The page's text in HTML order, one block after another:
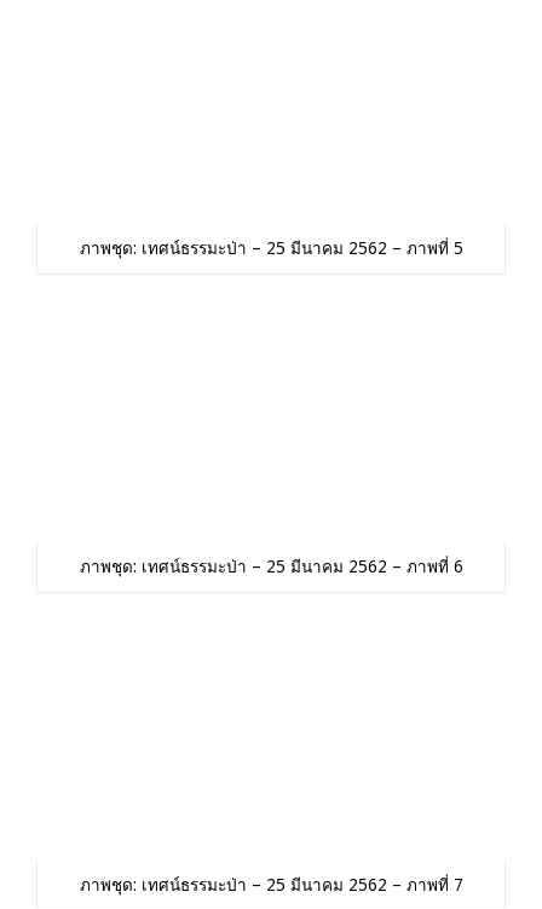
ภาพชุด: เทศน์ธรรมะป่า – 25 มีนาคม 2562 – ภาพที่ 5
ภาพชุด: เทศน์ธรรมะป่า – 25 มีนาคม 2562 – ภาพที่ 6
ภาพชุด: เทศน์ธรรมะป่า – 25 มีนาคม 2562 – ภาพที่ 7